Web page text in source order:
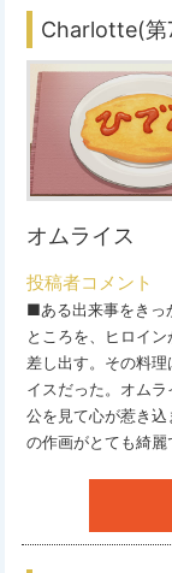
Charlotte(第
オムライス
投稿者コメント
■ある出来事をきっ
ところを、ヒロイ
差し出す。その料
イスだった。オム
公を見て心が惹き
の作画がとても綺麗